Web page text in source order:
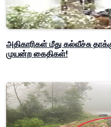
அதிகாரிகள் மீது கல்வீச்சு
முயன்ற கைதிகள்!